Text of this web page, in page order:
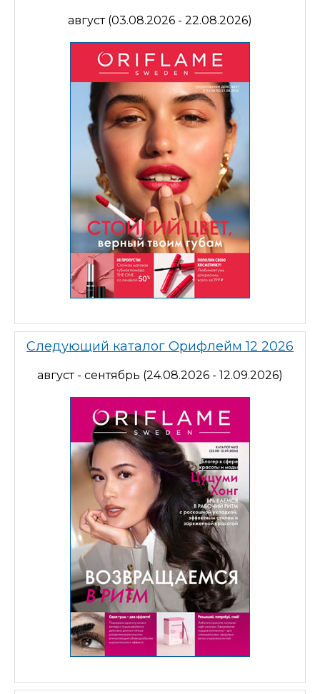
август (03.08.2026 - 22.08.2026)
Следующий каталог Орифлейм 12 2026
август - сентябрь (24.08.2026 - 12.09.2026)